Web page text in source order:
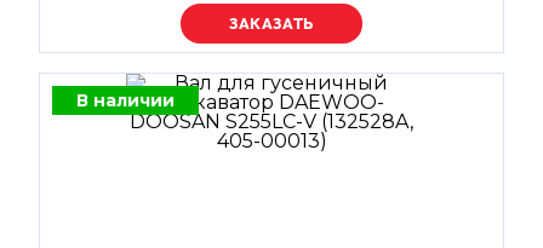
Уточняйте цену
В наличии